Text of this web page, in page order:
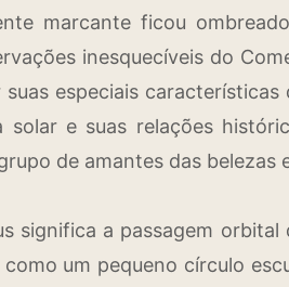
marcante ficou
inesquecíveis do
especiais
solar e suas relações
de amantes das belezas
significa a passagem
um pequeno círculo